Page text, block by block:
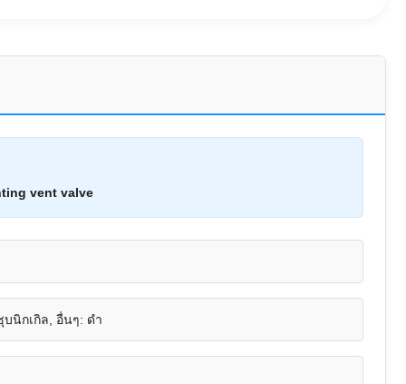
vent valve
นิกเกิล, อื่นๆ: ดำ